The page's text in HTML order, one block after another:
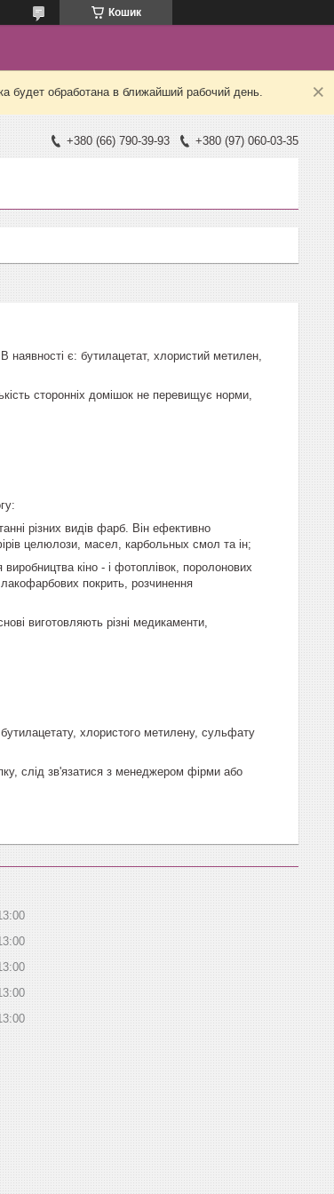
Кошик
будет обработана в ближайший рабочий день.
+380 (66) 790-39-93 +380 (97) 060-03-35
наявності є: бутилацетат, хлористий метилен,
сторонніх домішок не перевищує норми,
різних видів фарб. Він ефективно
целюлози, масел, карбольных смол та ін;
кіно - і фотоплівок, поролонових
покрить, розчинення
виготовляють різні медикаменти,
хлористого метилену, сульфату
слід зв'язатися з менеджером фірми або